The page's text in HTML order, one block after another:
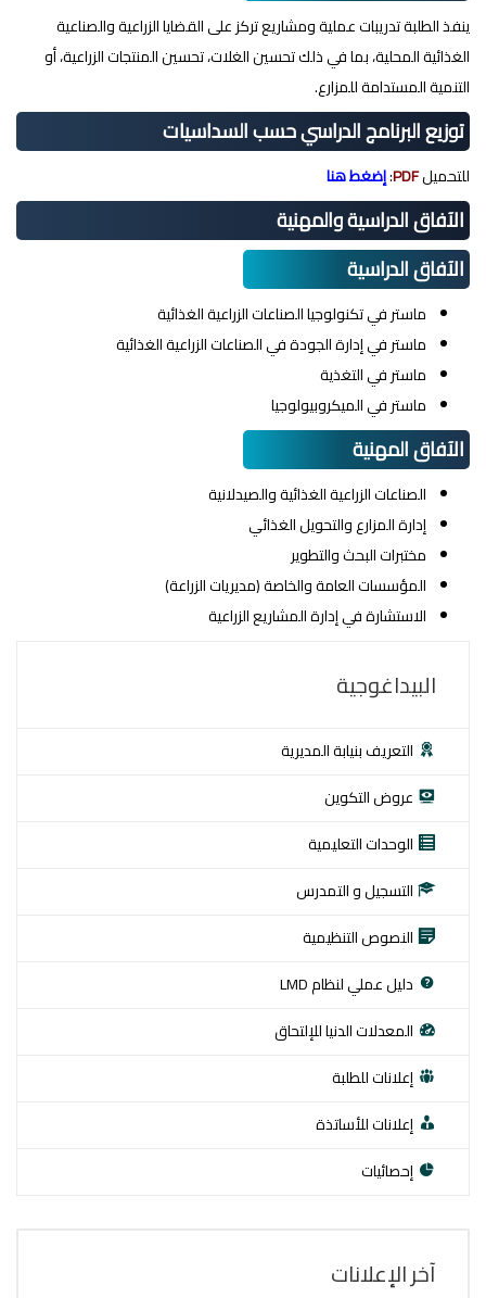
ينفذ الطلبة تدريبات عملية ومشاريع تركز على القضايا الزراعية والصناعية
الغذائية المحلية، بما في ذلك تحسين الغلات، تحسين المنتجات الزراعية، أو
التنمية المستدامة للمزارع.
توزيع البرنامج الدراسي حسب السداسيات
للتحميلPDF
:إضغط هنا
الآفاق الدراسية والمهنية
الآفاق الدراسية
ماستر في تكنولوجيا الصناعات الزراعية الغذائية
ماستر في إدارة الجودة في الصناعات الزراعية الغذائية
ماستر في التغذية
ماستر في الميكروبيولوجيا
الآفاق المهنية
الصناعات الزراعية الغذائية والصيدلانية
إدارة المزارع والتحويل الغذائي
مختبرات البحث والتطوير
المؤسسات العامة والخاصة (مديريات الزراعة)
الاستشارة في إدارة المشاريع الزراعية
البيداغوجية
التعريف بنيابة المديرية
عروض التكوين
الوحدات التعليمية
التسجيل و التمدرس
النصوص التنظيمية
دليل عملي لنظام LMD
المعدلات الدنيا للإلتحاق
إعلانات للطلبة
إعلانات للأساتذة
إحصائيات
آخر اﻹعلانات